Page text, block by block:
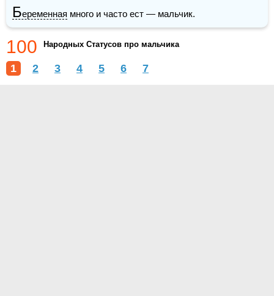
Беременная много и часто ест — мальчик.
100 Народных Статусов про мальчика
1 2 3 4 5 6 7